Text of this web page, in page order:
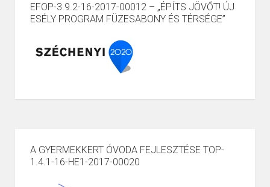
EFOP-3.9.2-16-2017-00012 – „ÉPÍTS JÖVŐT! ÚJ
ESÉLY PROGRAM FÜZESABONY ÉS TÉRSÉGE”
A GYERMEKKERT ÓVODA FEJLESZTÉSE TOP-
1.4.1-16-HE1-2017-00020